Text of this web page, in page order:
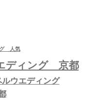
グ 人気
ディング 京都
ウエディング